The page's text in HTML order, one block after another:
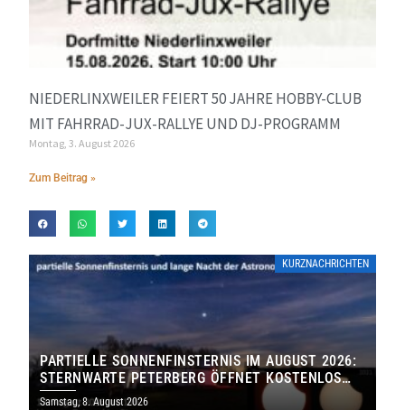
NIEDERLINXWEILER FEIERT 50 JAHRE HOBBY-CLUB
MIT FAHRRAD-JUX-RALLYE UND DJ-PROGRAMM
Montag, 3. August 2026
Zum Beitrag »
KURZNACHRICHTEN
PARTIELLE SONNENFINSTERNIS IM AUGUST 2026:
STERNWARTE PETERBERG ÖFFNET KOSTENLOS
IHRE TORE
Samstag, 8. August 2026